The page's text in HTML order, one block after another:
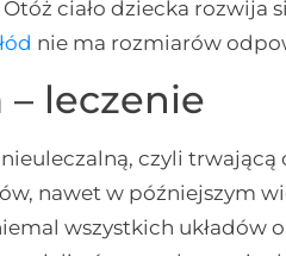
ciało dziecka rozwija
nie ma rozmiarów
– leczenie
czyli
nawet w późniejszym
wszystkich układów